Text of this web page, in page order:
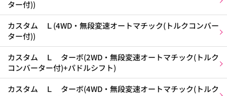
ター付))
カスタム Ｌ(4WD・無段変速オートマチック(トルクコンバー
ター付))
カスタム Ｌ ターボ(2WD・無段変速オートマチック(トルク
コンバーター付)+パドルシフト)
カスタム Ｌ ターボ(4WD・無段変速オートマチック(トルク